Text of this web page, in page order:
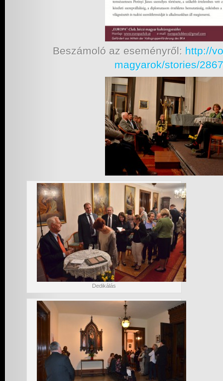
Beszámoló az eseményről: http://
magyarok/stories/
Dedikálás